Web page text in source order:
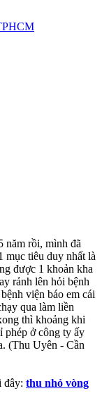
năm rồi, mình đã
mục tiêu duy nhất là
được 1 khoản kha
rảnh lên hỏi bệnh
viện báo em cái
qua làm liền
thì khoảng khi
phép ở công ty ấy
(Thu Uyên - Cần
đây: thu nhỏ vòng